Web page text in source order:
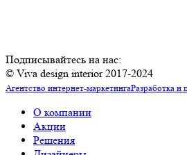
Подписывайтесь на нас:
© Viva design interior 2017-2024
Агентство интернет-маркетингаРазработка и
О компании
Акции
Решения